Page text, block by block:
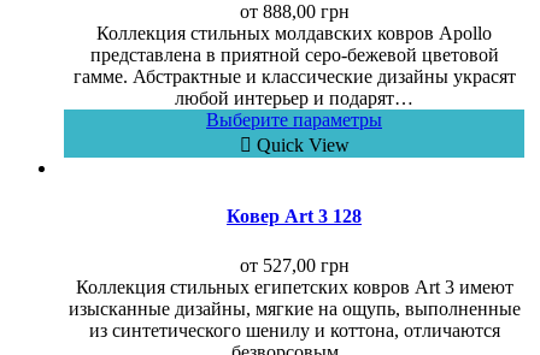
от 888,00 грн
Коллекция стильных молдавских ковров Apollo
представлена в приятной серо-бежевой цветовой
гамме. Абстрактные и классические дизайны украсят
любой интерьер и подарят…
Выберите параметры
Quick View
Ковер Art 3 128
от 527,00 грн
Коллекция стильных египетских ковров Art 3 имеют
изысканные дизайны, мягкие на ощупь, выполненные
из синтетического шенилу и коттона, отличаются